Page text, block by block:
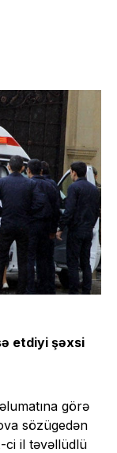
etdiyi şəxsi
görə
sözügedən
ci il təvəllüdlü